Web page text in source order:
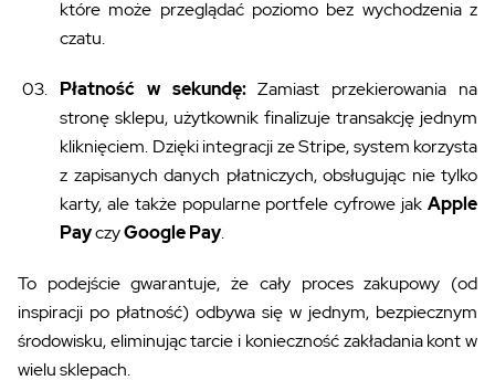
które może przeglądać poziomo bez wychodzenia z
czatu.
Płatność w sekundę:Zamiast przekierowania na
stronę sklepu, użytkownik finalizuje transakcję jednym
kliknięciem. Dzięki integracji ze Stripe, system korzysta
z zapisanych danych płatniczych, obsługując nie tylko
karty, ale także popularne portfele cyfrowe jak Apple
PayczyGoogle Pay.
To podejście gwarantuje, że cały proces zakupowy (od
inspiracji po płatność) odbywa się w jednym, bezpiecznym
środowisku, eliminując tarcie i konieczność zakładania kont w
wielu sklepach.